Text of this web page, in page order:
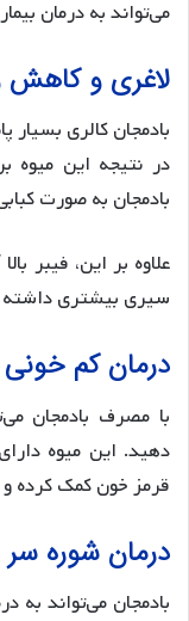
می‌تواند به درمان
لاغری و کاهش
بادمجان کالری بسیار
در نتیجه این
بادمجان به صورت
علاوه بر این، فیبر
سیری بیشتری داشته
درمان کم خونی
با مصرف بادمجان
دهید. این میوه
قرمز خون کمک کرده و
درمان شوره سر
بادمجان می‌تواند به